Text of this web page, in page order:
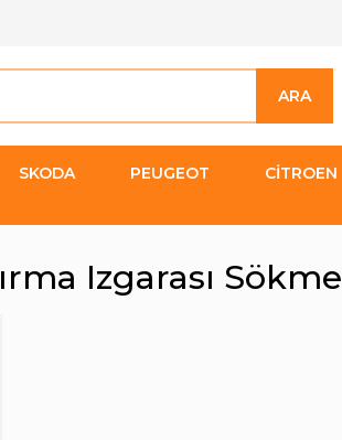
ARA
SKODA PEUGEOT CİTROEN
Izgarası Sökme